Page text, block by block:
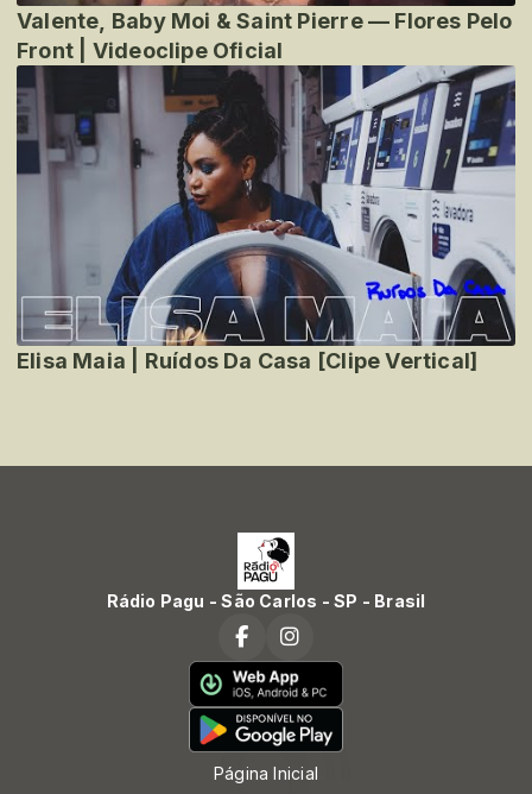
Valente, Baby Moi & Saint Pierre — Flores Pelo
Front | Videoclipe Oficial
Elisa Maia | Ruídos Da Casa [Clipe Vertical]
Rádio Pagu - São Carlos - SP - Brasil
Página Inicial